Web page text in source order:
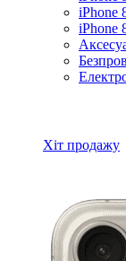
iPhone
iPhone
Хіт продажу